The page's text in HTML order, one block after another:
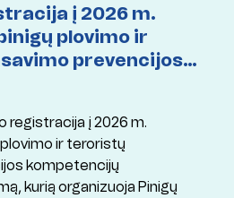
į 2026 m.
plovimo ir
prevencijos
registracija į 2026 m.
ir teroristų
kompetencijų
kurią organizuoja Pinigų